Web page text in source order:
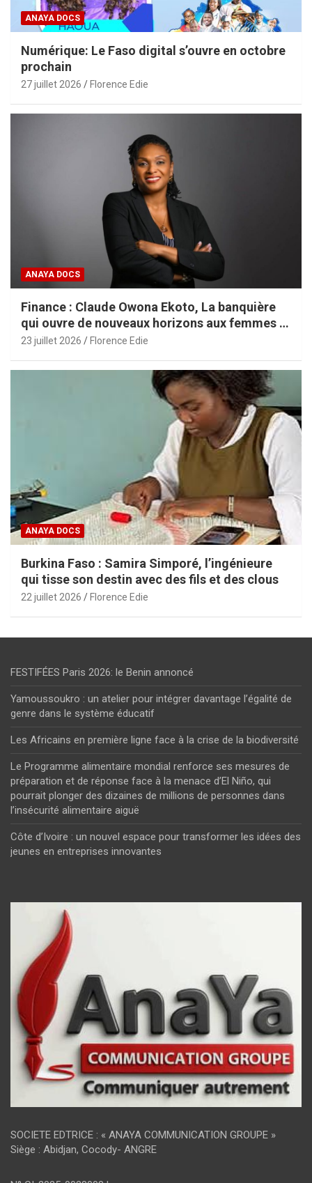
ANAYA DOCS
Numérique: Le Faso digital s’ouvre en octobre
prochain
27 juillet 2026 Florence Edie
ANAYA DOCS
Finance : Claude Owona Ekoto, La banquière
qui ouvre de nouveaux horizons aux femmes et
aux PME africaines
23 juillet 2026 Florence Edie
ANAYA DOCS
Burkina Faso : Samira Simporé, l’ingénieure
qui tisse son destin avec des fils et des clous
22 juillet 2026 Florence Edie
FESTIFÉES Paris 2026: le Benin annoncé
Yamoussoukro : un atelier pour intégrer davantage l’égalité de
genre dans le système éducatif
Les Africains en première ligne face à la crise de la biodiversité
Le Programme alimentaire mondial renforce ses mesures de
préparation et de réponse face à la menace d’El Niño, qui
pourrait plonger des dizaines de millions de personnes dans
l’insécurité alimentaire aiguë
Côte d’Ivoire : un nouvel espace pour transformer les idées des
jeunes en entreprises innovantes
SOCIETE EDTRICE : « ANAYA COMMUNICATION GROUPE »
Siège : Abidjan, Cocody- ANGRE